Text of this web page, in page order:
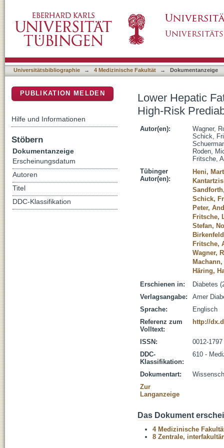
Subphenotype During Lifestyle Intervention
Universitätsbibliographie → 4 Medizinische Fakultät → Dokumentanzeige
Lower Hepatic
High-Risk
Autor(en):
Wagner,
Schick,
Roden,
Fritsche,
Tübinger
Autor(en):
Heni,
Schick,
Peter,
Fritsche,
Stefan,
Fritsche,
Wagner,
Häring,
Erschienen in:
Diabetes
Verlagsangabe:
Amer
Sprache:
Englisch
Referenz zum
Volltext:
http://
ISSN:
0012-1797
DDC-
Klassifikation:
610 -
Dokumentart:
Zur
Langanzeige
Das Dokument
4 Medizinische
8 Zentrale,
PUBLIKATION MELDEN
Hilfe und Informationen
Stöbern
Dokumentanzeige
Erscheinungsdatum
Autoren
Titel
DDC-Klassifikation